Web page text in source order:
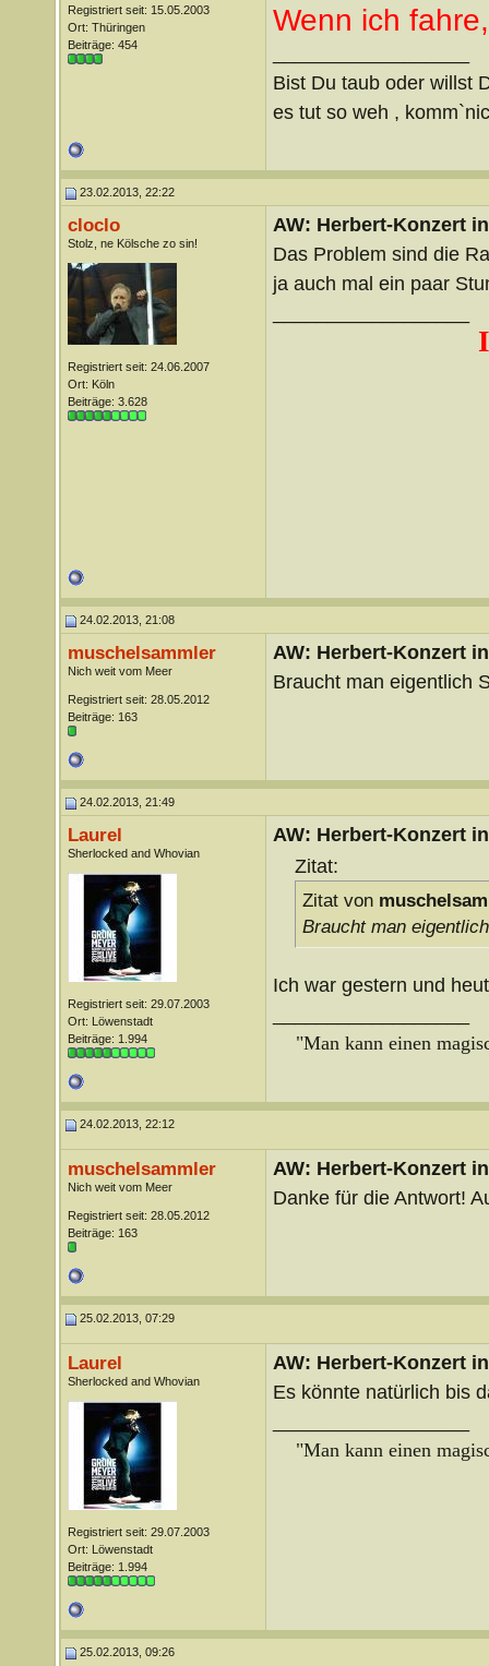
Registriert seit: 15.05.2003
Ort: Thüringen
Beiträge: 454
Wenn ich
Bist Du taub oder willst
es tut so weh ,
23.02.2013, 22:22
cloclo
Stolz, ne Kölsche zo sin!
Registriert seit: 24.06.2007
Ort: Köln
Beiträge: 3.628
AW: Herbert-Konzert
Das Problem sind die
ja auch mal ein paar
24.02.2013, 21:08
muschelsammler
Nich weit vom Meer
Registriert seit: 28.05.2012
Beiträge: 163
AW: Herbert-Konzert
Braucht man eigentlich
24.02.2013, 21:49
Laurel
Sherlocked and Whovian
Registriert seit: 29.07.2003
Ort: Löwenstadt
Beiträge: 1.994
AW: Herbert-Konzert
Zitat:
Zitat von
Braucht man
Ich war gestern und
"Man kann einen
24.02.2013, 22:12
muschelsammler
Nich weit vom Meer
Registriert seit: 28.05.2012
Beiträge: 163
AW: Herbert-Konzert
Danke für die Antwort!
25.02.2013, 07:29
Laurel
Sherlocked and Whovian
Registriert seit: 29.07.2003
Ort: Löwenstadt
Beiträge: 1.994
AW: Herbert-Konzert
Es könnte natürlich bis
"Man kann einen
25.02.2013, 09:26